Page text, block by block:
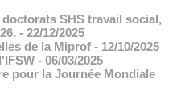
SHS travail social,
- 22/12/2025
de la Miprof - 12/10/2025
- 06/03/2025
pour la Journée Mondiale